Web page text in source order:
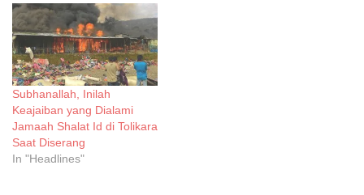
Subhanallah, Inilah
Keajaiban yang Dialami
Jamaah Shalat Id di Tolikara
Saat Diserang
In "Headlines"